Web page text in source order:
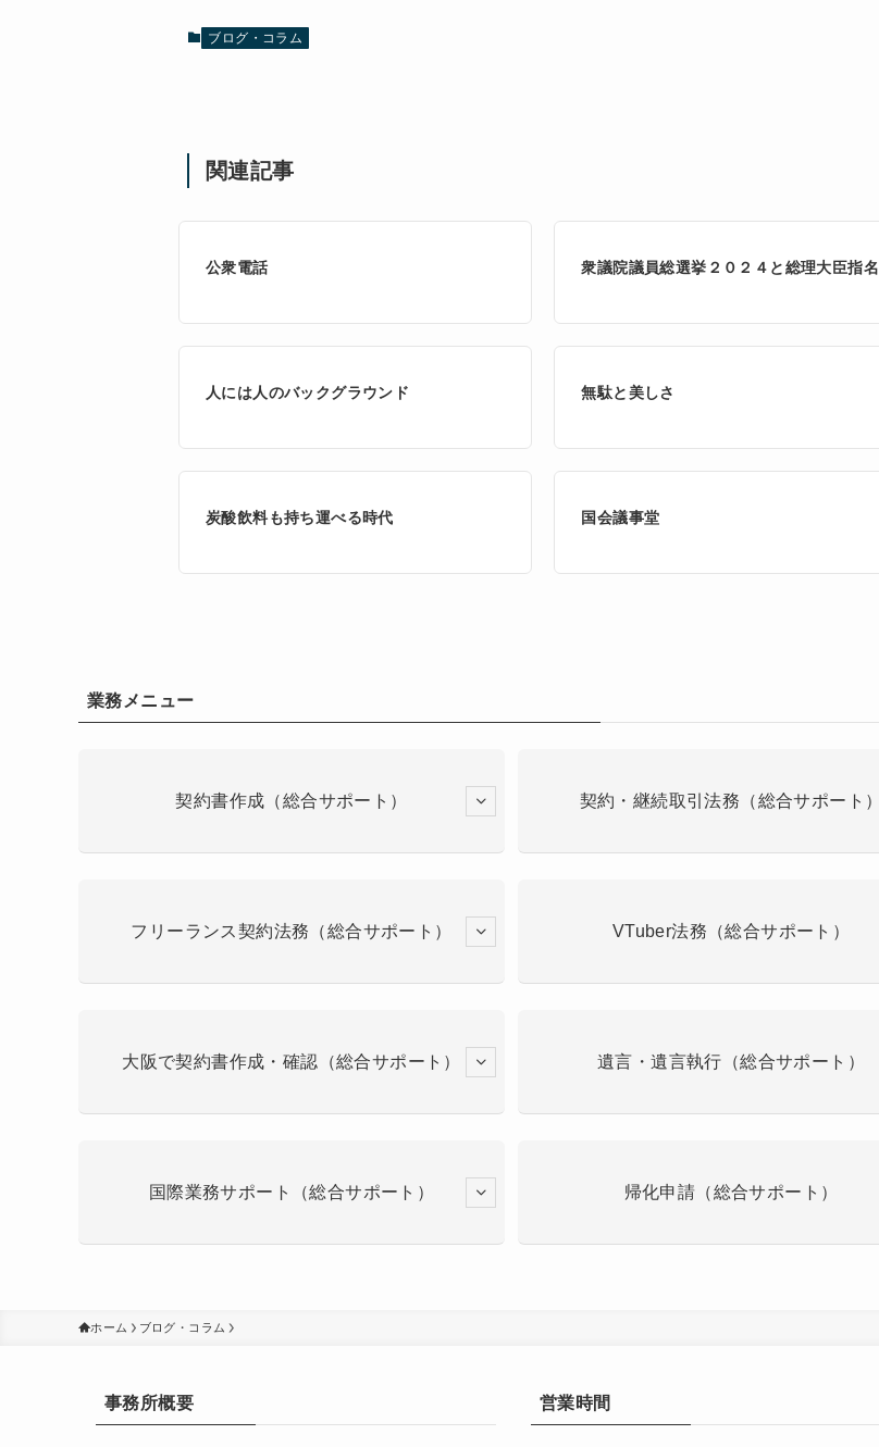
ブログ・コラム
関連記事
公衆電話 衆議院議員総選挙２０２４と総理大臣指名
人には人のバックグラウンド 無駄と美しさ
炭酸飲料も持ち運べる時代 国会議事堂
業務メニュー
契約書作成（総合サポート） 契約・継続取引法務（総合サポート）
フリーランス契約法務（総合サポート） VTuber法務（総合サポート）
大阪で契約書作成・確認（総合サポート） 遺言・遺言執行（総合サポート）
国際業務サポート（総合サポート） 帰化申請（総合サポート）
ホーム ブログ・コラム
事務所概要 営業時間